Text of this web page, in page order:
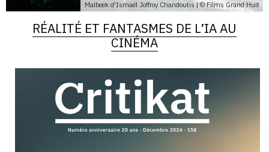
Malbeek d'Ismaël Joffroy Chandoutis | © Films Grand Huit
RÉALITÉ ET FANTASMES DE L’IA AU
CINÉMA